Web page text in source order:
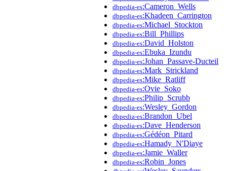
dbpedia-es:Cameron_Wells
dbpedia-es:Khadeen_Carrington
dbpedia-es:Michael_Stockton
dbpedia-es:Bill_Phillips
dbpedia-es:David_Holston
dbpedia-es:Ebuka_Izundu
dbpedia-es:Johan_Passave-Ducteil
dbpedia-es:Mark_Strickland
dbpedia-es:Mike_Ratliff
dbpedia-es:Ovie_Soko
dbpedia-es:Philip_Scrubb
dbpedia-es:Wesley_Gordon
dbpedia-es:Brandon_Ubel
dbpedia-es:Dave_Henderson
dbpedia-es:Gédéon_Pitard
dbpedia-es:Hamady_N'Diaye
dbpedia-es:Jamie_Waller
dbpedia-es:Robin_Jones